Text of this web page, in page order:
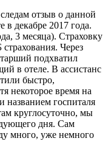
отзыв о данной
в декабре 2017 года.
3 месяца). Страховку
Через
подхватил
в отеле. В ассистанс
быстро,
некоторое время на
названием госпиталя
круглосуточно, мы
дня. Сам
много, уже немного